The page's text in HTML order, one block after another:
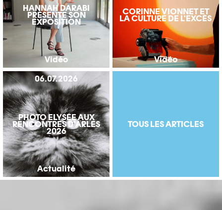
HANNAH DARABI
PRÉSENTE SON
EXPOSITION
Vidéo
CORINNE VIONNET ET
LA CULTURE DE L'EXCÈS
Vidéo
06.07.2026
PHOTO ELYSÉE AUX
RENCONTRES D'ARLES
2026
Actualité
TOUS LES ARTICLES